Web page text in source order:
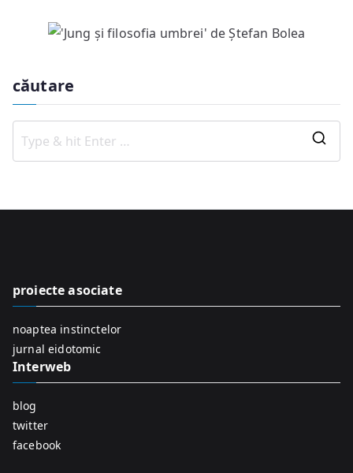
căutare
o
proiecte asociate
noaptea instinctelor
jurnal eidotomic
Interweb
blog
twitter
facebook